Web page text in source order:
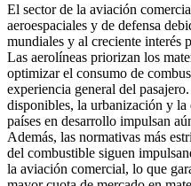
El sector de la aviación
aeroespaciales y de defensa
mundiales y al creciente interés
Las aerolíneas priorizan los
optimizar el consumo de
experiencia general del
disponibles, la urbanización y la
países en desarrollo impulsan
Además, las normativas más
del combustible siguen
la aviación comercial, lo que